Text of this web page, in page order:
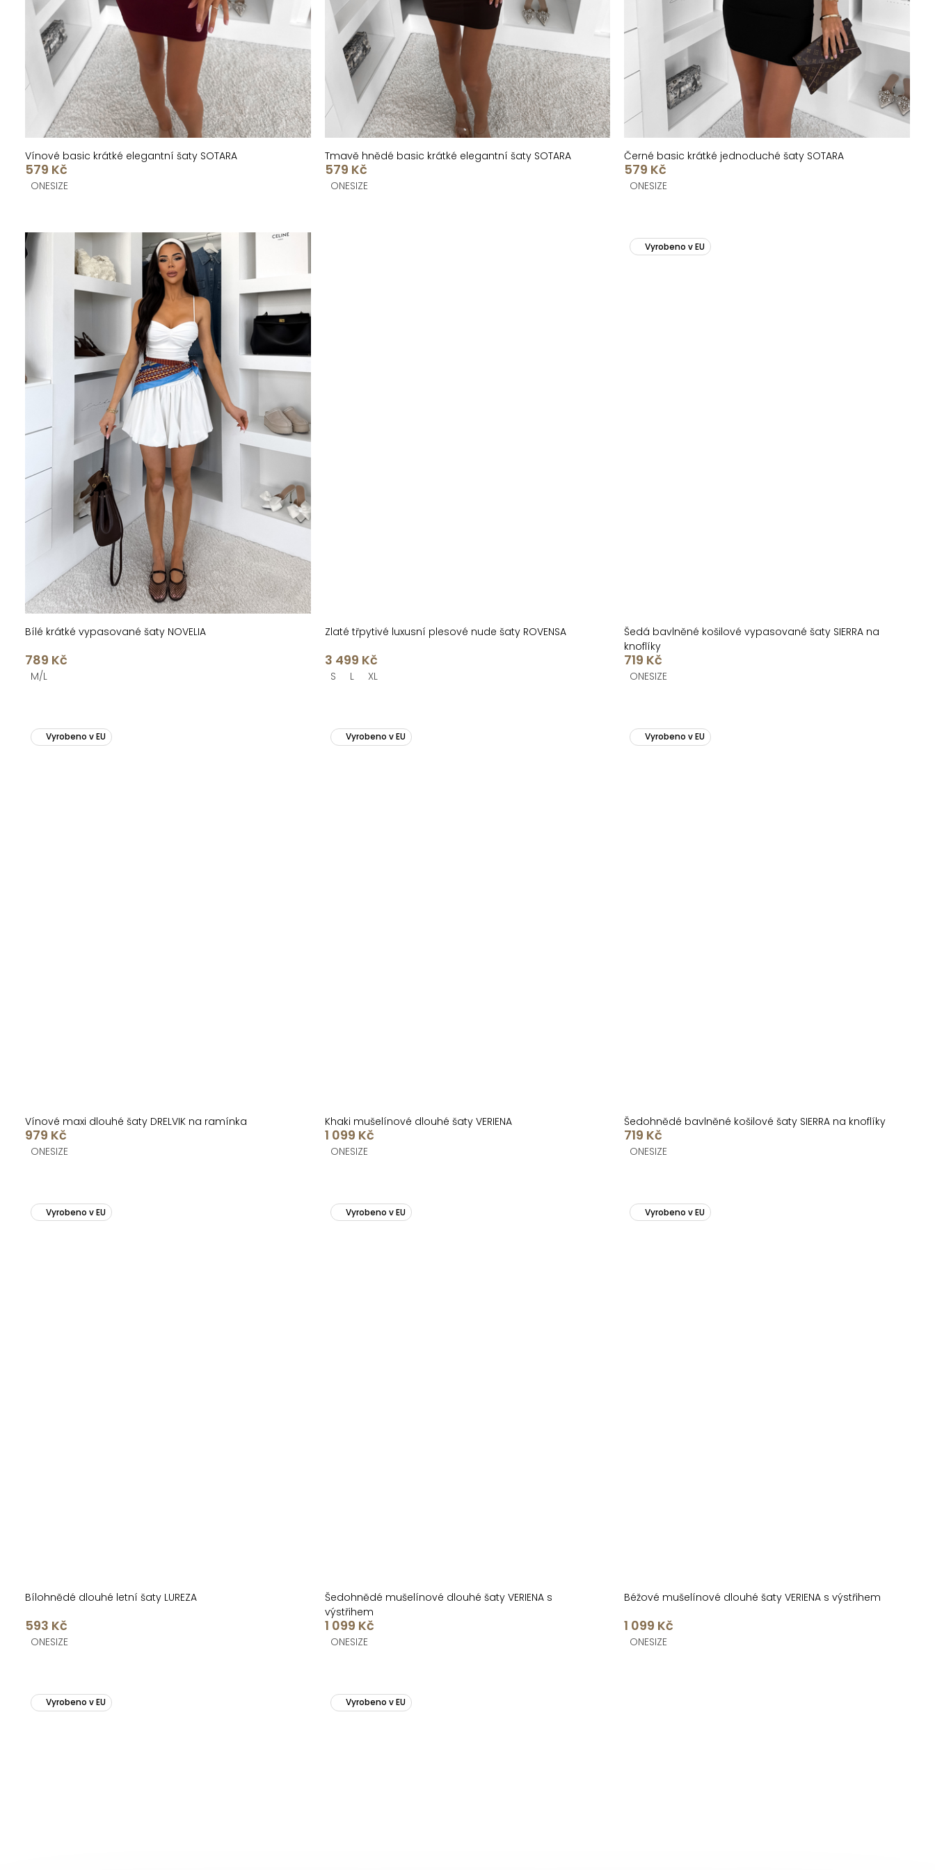
ů
t
Vínové basic krátké elegantní šaty SOTARA
579 Kč
ONESIZE
Tmavě hnědé basic krátké elegantní šaty SOTARA
579 Kč
ONESIZE
Černé basic krátké jednoduché šaty SOTARA
579 Kč
ONESIZE
Bílé krátké vypasované šaty NOVELIA
789 Kč
M/L
Zlaté třpytivé luxusní plesové nude šaty ROVENSA
3 499 Kč
S L XL
Vyrobeno v EU
Šedá bavlněné košilové vypasované šaty SIERRA na
knoflíky
719 Kč
ONESIZE
Vyrobeno v EU
Vínové maxi dlouhé šaty DRELVIK na ramínka
979 Kč
ONESIZE
Vyrobeno v EU
Khaki mušelínové dlouhé šaty VERIENA
1 099 Kč
ONESIZE
Vyrobeno v EU
Šedohnědé bavlněné košilové šaty SIERRA na knoflíky
719 Kč
ONESIZE
Vyrobeno v EU
Bílohnědé dlouhé letní šaty LUREZA
593 Kč
ONESIZE
Vyrobeno v EU
Šedohnědé mušelínové dlouhé šaty VERIENA s
výstřihem
1 099 Kč
ONESIZE
Vyrobeno v EU
Béžové mušelínové dlouhé šaty VERIENA s výstřihem
1 099 Kč
ONESIZE
Vyrobeno v EU Vyrobeno v EU